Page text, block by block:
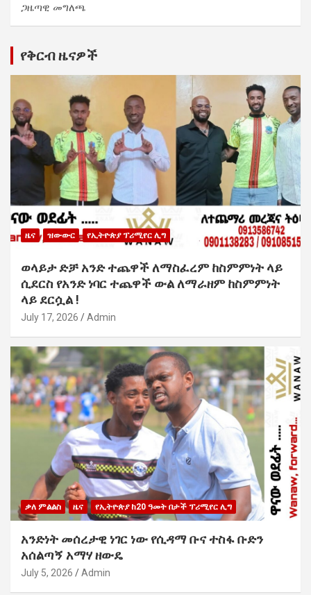
ጋዜጣዊ መግለጫ
የቅርብ ዜናዎች
ዜና ዝውውር የኢትዮጵያ ፕሪሚየር ሊግ
ወላይታ ድቻ አንድ ተጨዋች ለማስፈረም ከስምምነት ላይ
ሲደርስ የአንድ ነባር ተጨዋች ውል ለማራዘም ከስምምነት
ላይ ደርሷል !
July 17, 2026 Admin
ቃለ ምልልስ ዜና የኢትዮጵያ ከ20 ዓመት በታች ፕሪሚየር ሊግ
አንድነት መሰረታዊ ነገር ነው የሲዳማ ቡና ተስፋ ቡድን
አሰልጣኝ አማሃ ዘውዴ
July 5, 2026 Admin